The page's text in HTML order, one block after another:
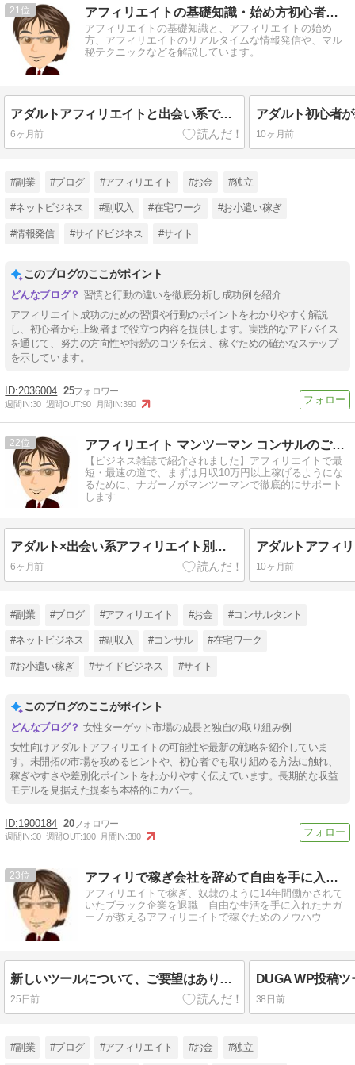
21 アフィリエイトの基礎知識・始め方初心者講座
アフィリエイトの基礎知識と、アフィリエイトの始め
方、アフィリエイトのリアルタイムな情報発信や、マル
秘テクニックなどを解説しています。
アダルトアフィリエイトと出会い系で稼ぐ別サイト運用とリライト戦略の全体像
6ヶ月前 10ヶ月前
#副業 #ブログ #アフィリエイト #お金 #独立
#ネットビジネス #副収入 #在宅ワーク #お小遣い稼ぎ
#情報発信 #サイドビジネス #サイト
このブログのここがポイント
習慣と行動の違いを徹底分析し成功例を紹介
アフィリエイト成功のための習慣や行動のポイントをわかりやすく解説
し、初心者から上級者まで役立つ内容を提供します。実践的なアドバイス
を通じて、努力の方向性や持続のコツを伝え、稼ぐための確かなステップ
を示しています。
2036004 25
週間IN:30 週間OUT:90 月間IN:390
22 アフィリエイト マンツーマン コンサルのご案内
【ビジネス雑誌で紹介されました】アフィリエイトで最
短・最速の道で、まずは月収10万円以上稼げるようにな
るために、ナガーノがマンツーマンで徹底的にサポート
します
アダルト×出会い系アフィリエイト別サイト運用を学べる書籍紹介
6ヶ月前 10ヶ月前
#副業 #ブログ #アフィリエイト #お金 #コンサルタント
#ネットビジネス #副収入 #コンサル #在宅ワーク
#お小遣い稼ぎ #サイドビジネス #サイト
このブログのここがポイント
女性ターゲット市場の成長と独自の取り組み例
女性向けアダルトアフィリエイトの可能性や最新の戦略を紹介していま
す。未開拓の市場を攻めるヒントや、初心者でも取り組める方法に触れ、
稼ぎやすさや差別化ポイントをわかりやすく伝えています。長期的な収益
モデルを見据えた提案も本格的にカバー。
1900184 20
週間IN:30 週間OUT:100 月間IN:380
23 アフィリで稼ぎ会社を辞めて自由を手に入れたナガーノのブログ
アフィリエイトで稼ぎ、奴隷のように14年間働かされて
いたブラック企業を退職 自由な生活を手に入れたナガ
ーノが教えるアフィリエイトで稼ぐためのノウハウ
新しいツールについて、ご要望はありませんか？
25日前 38日前
#副業 #ブログ #アフィリエイト #お金 #独立